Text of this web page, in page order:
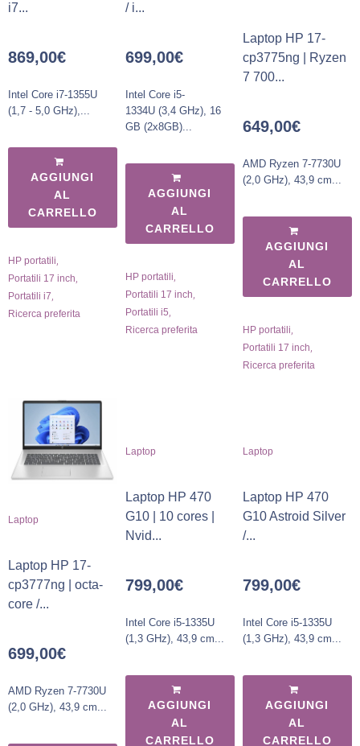
i7...
869,00€
Intel Core i7-1355U
(1,7 - 5,0 GHz),...
AGGIUNGI
AL
CARRELLO
HP portatili,
Portatili 17 inch,
Portatili i7,
Ricerca preferita
/ i...
699,00€
Intel Core i5-
1334U (3,4 GHz), 16
GB (2x8GB)...
AGGIUNGI
AL
CARRELLO
HP portatili,
Portatili 17 inch,
Portatili i5,
Ricerca preferita
Laptop HP 17-
cp3775ng | Ryzen
7 700...
649,00€
AMD Ryzen 7-7730U
(2,0 GHz), 43,9 cm...
AGGIUNGI
AL
CARRELLO
HP portatili
Portatili 17 inch
Ricerca preferita
Laptop
Laptop HP 17-
cp3777ng | octa-
core /...
699,00€
AMD Ryzen 7-7730U
(2,0 GHz), 43,9 cm...
Laptop
Laptop HP 470
G10 | 10 cores |
Nvid...
799,00€
Intel Core i5-1335U
(1,3 GHz), 43,9 cm...
AGGIUNGI
AL
CARRELLO
Laptop
Laptop HP 470
G10 Astroid Silver
/...
799,00€
Intel Core i5-1335U
(1,3 GHz), 43,9 cm...
AGGIUNGI
AL
CARRELLO